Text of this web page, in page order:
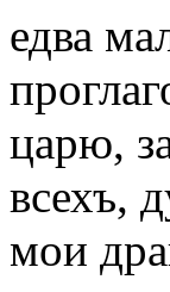
едва
царю,
всехъ,
мои